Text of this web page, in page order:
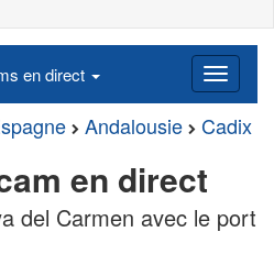
en direct
Andalousie Cadix
en direct
del Carmen avec le port